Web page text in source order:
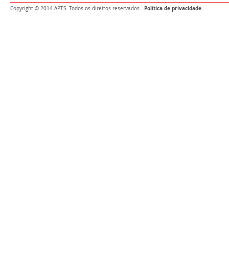
Copyright © 2014 APTS. Todos os direitos reservados. Política de privacidade.